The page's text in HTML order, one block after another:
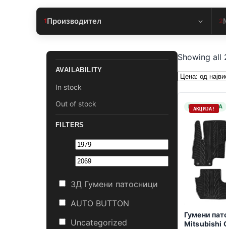
1Производител 2
AVAILABILITY
In stock
Out of stock
FILTERS
3Д Гумени патосници
AUTO BUTTON
Uncategorized
Showing all
НА ЗАЛИХА
АКЦИЈА!
Гумени
Mitsubishi